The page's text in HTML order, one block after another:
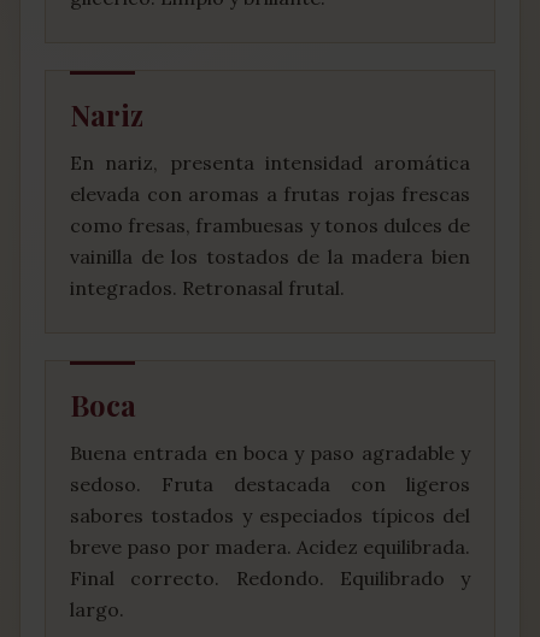
Nariz
En nariz, presenta intensidad aromática
elevada con aromas a frutas rojas frescas
como fresas, frambuesas y tonos dulces de
vainilla de los tostados de la madera bien
integrados. Retronasal frutal.
Boca
Buena entrada en boca y paso agradable y
sedoso. Fruta destacada con ligeros
sabores tostados y especiados típicos del
breve paso por madera. Acidez equilibrada.
Final correcto. Redondo. Equilibrado y
largo.